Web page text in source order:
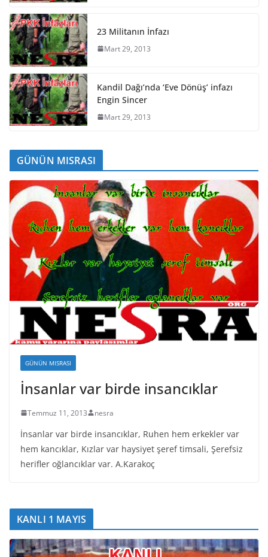
23 Militanın İnfazı
Mart 29, 2013
Kandil Dağı’nda ‘Eve Dönüş’ infazı
Engin Sincer
Mart 29, 2013
GÜNÜN MISRASI
GÜNÜN MISRASI
İnsanlar var birde insancıklar
Temmuz 11, 2013 nesra
İnsanlar var birde insancıklar, Ruhen hem erkekler var
hem kancıklar, Kızlar var haysiyet şeref timsali, Şerefsiz
herifler oğlancıklar var. A.Karakoç
KANLI 1 MAYIS